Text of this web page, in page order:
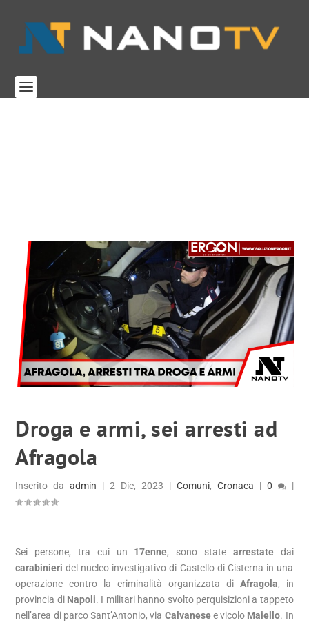
Droga e armi, sei arresti ad
Afragola
Inserito daadmin |2 Dic, 2023 | Comuni, Cronaca | 0 |
Sei persone, tra cui un 17enne, sono state arrestatedai
carabinieri del nucleo investigativo di Castello di Cisterna in una
operazione contro la criminalità organizzata di Afragola, in
provincia di Napoli. I militari hanno svolto perquisizioni a tappeto
nell’area di parco Sant’Antonio, via Calvanesee vicolo Maiello. In